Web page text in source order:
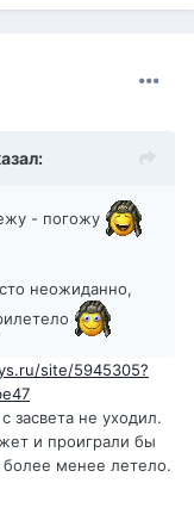
- погожу
неожиданно,
site/5945305?
засвета не уходил.
и проиграли бы
менее летело.